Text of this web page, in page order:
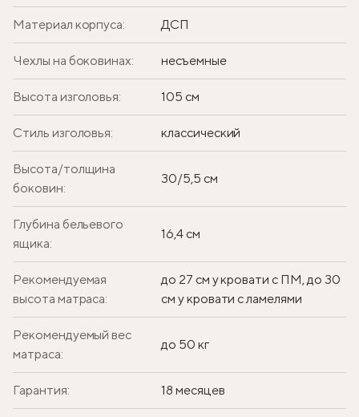
Материал корпуса: ДСП
Чехлы на боковинах: несъемные
Высота изголовья: 105 см
Стиль изголовья: классический
Высота/толщина
боковин:
30/5,5 см
Глубина бельевого
ящика:
16,4 см
Рекомендуемая
высота матраса:
до 27 см у кровати с ПМ, до 30
см у кровати с ламелями
Рекомендуемый вес
матраса:
до 50 кг
Гарантия: 18 месяцев